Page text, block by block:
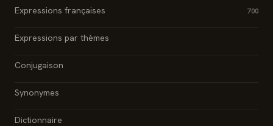
Expressions françaises 700
Expressions par thèmes
Conjugaison
Synonymes
Dictionnaire